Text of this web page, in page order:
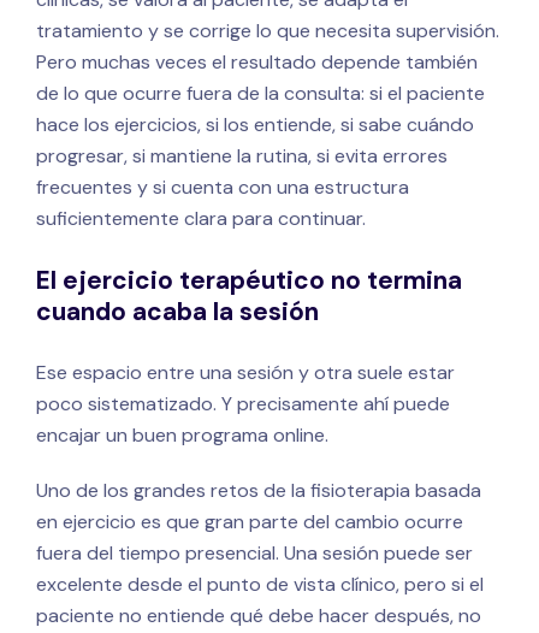
tratamiento y se corrige lo que necesita supervisión.
Pero muchas veces el resultado depende también
de lo que ocurre fuera de la consulta: si el paciente
hace los ejercicios, si los entiende, si sabe cuándo
progresar, si mantiene la rutina, si evita errores
frecuentes y si cuenta con una estructura
suficientemente clara para continuar.
El ejercicio terapéutico no termina
cuando acaba la sesión
Ese espacio entre una sesión y otra suele estar
poco sistematizado. Y precisamente ahí puede
encajar un buen programa online.
Uno de los grandes retos de la fisioterapia basada
en ejercicio es que gran parte del cambio ocurre
fuera del tiempo presencial. Una sesión puede ser
excelente desde el punto de vista clínico, pero si el
paciente no entiende qué debe hacer después, no